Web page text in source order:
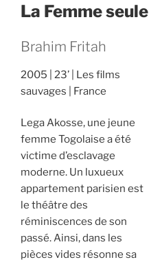
La Femme seule
Brahim Fritah
2005 23’
Les films
sauvages
France
Lega Akosse, une jeune
femme Togolaise a été
victime d’esclavage
moderne. Un luxueux
appartement parisien est
le théâtre des
réminiscences de son
passé. Ainsi, dans les
pièces vides résonne sa